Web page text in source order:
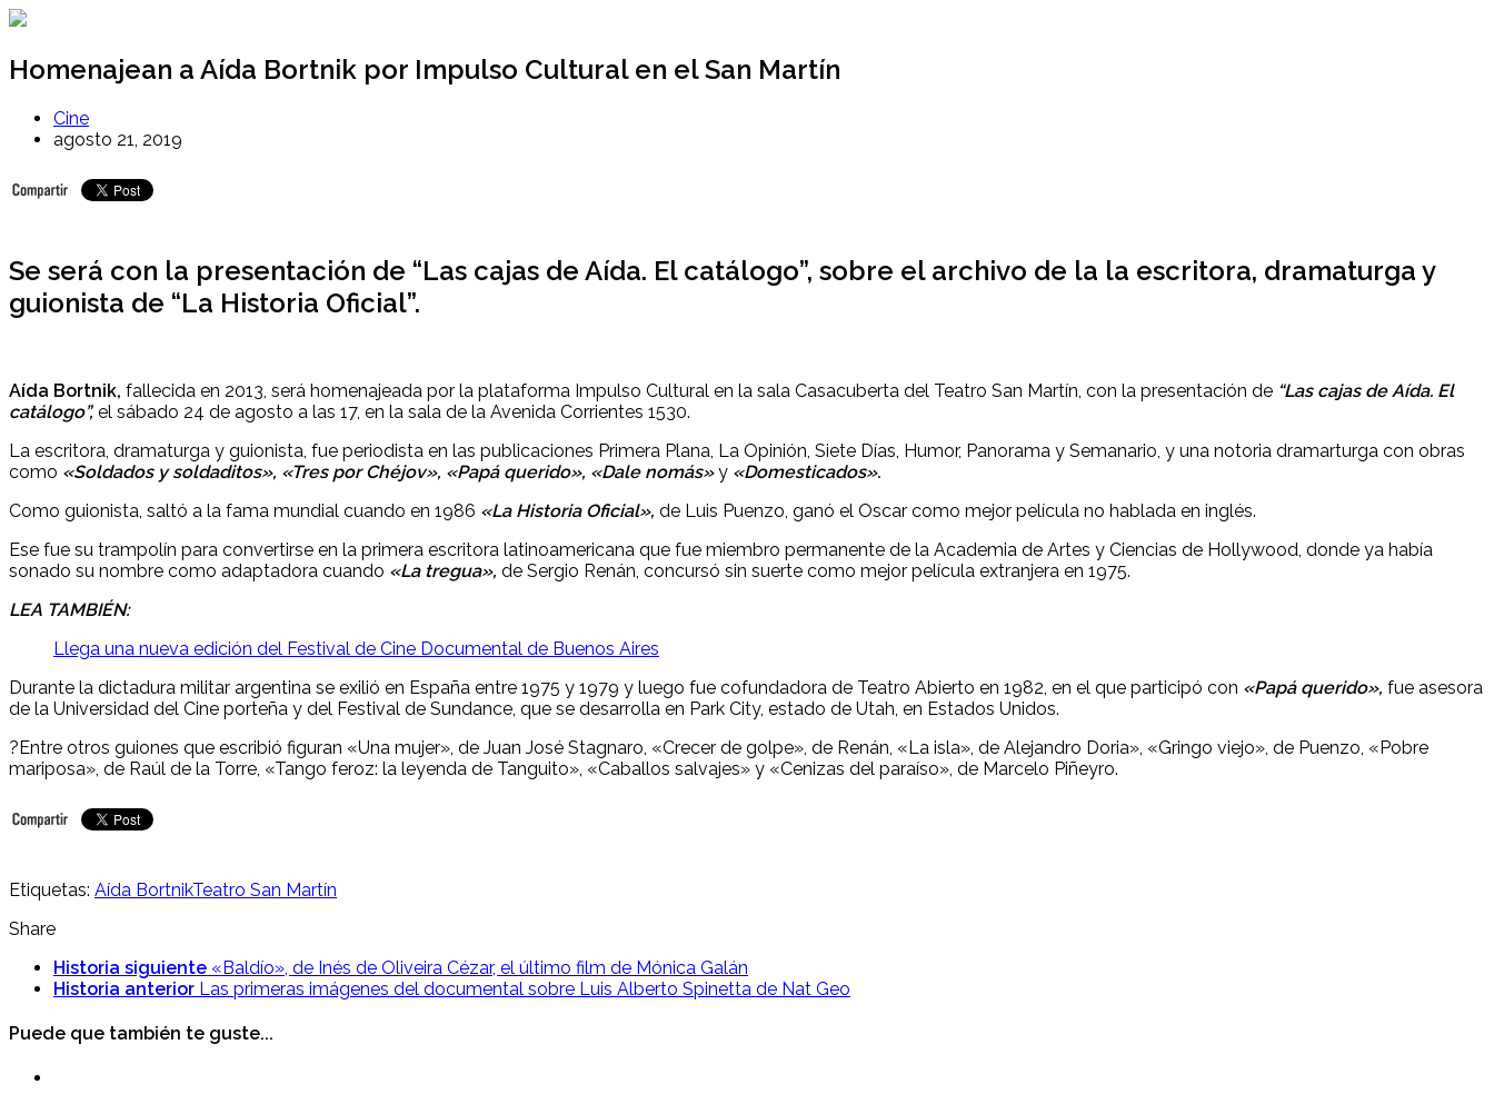
Ir
contenido
Homenajean a Aída Bortnik por Impulso Cultural en el San Martín
Cine
agosto 21, 2019
Se será con la presentación de “Las cajas de Aída. El catálogo”, sobre el archivo de la la escritora, dramaturga y
guionista de “La Historia Oficial”.
Aída Bortnik, fallecida en 2013, será homenajeada por la plataforma Impulso Cultural en la sala Casacuberta del Teatro San Martín, con la presentación de “Las cajas de Aída. El
catálogo”, el sábado 24 de agosto a las 17, en la sala de la Avenida Corrientes 1530.
La escritora, dramaturga y guionista, fue periodista en las publicaciones Primera Plana, La Opinión, Siete Días, Humor, Panorama y Semanario, y una notoria dramarturga con obras
como «Soldados y soldaditos», «Tres por Chéjov», «Papá querido», «Dale nomás»y «Domesticados».
Como guionista, saltó a la fama mundial cuando en 1986 «La Historia Oficial», de Luis Puenzo, ganó el Oscar como mejor película no hablada en inglés.
Ese fue su trampolín para convertirse en la primera escritora latinoamericana que fue miembro permanente de la Academia de Artes y Ciencias de Hollywood, donde ya había
sonado su nombre como adaptadora cuando «La tregua», de Sergio Renán, concursó sin suerte como mejor película extranjera en 1975.
LEA TAMBIÉN:
Llega una nueva edición del Festival de Cine Documental de Buenos Aires
Durante la dictadura militar argentina se exilió en España entre 1975 y 1979 y luego fue cofundadora de Teatro Abierto en 1982, en el que participó con «Papá querido», fue asesora
de la Universidad del Cine porteña y del Festival de Sundance, que se desarrolla en Park City, estado de Utah, en Estados Unidos.
?Entre otros guiones que escribió figuran «Una mujer», de Juan José Stagnaro, «Crecer de golpe», de Renán, «La isla», de Alejandro Doria», «Gringo viejo», de Puenzo, «Pobre
mariposa», de Raúl de la Torre, «Tango feroz: la leyenda de Tanguito», «Caballos salvajes» y «Cenizas del paraíso», de Marcelo Piñeyro.
Etiquetas: Aída BortnikTeatro San Martín
Share
Historia siguiente «Baldío», de Inés de Oliveira Cézar, el último film de Mónica Galán
Historia anterior Las primeras imágenes del documental sobre Luis Alberto Spinetta de Nat Geo
Puede que también te guste...